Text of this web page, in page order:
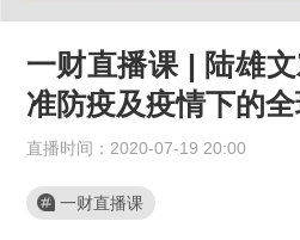
一财直播课 | 陆雄
准防疫及疫情下的
直播时间：2020-07-19 20:00
一财直播课